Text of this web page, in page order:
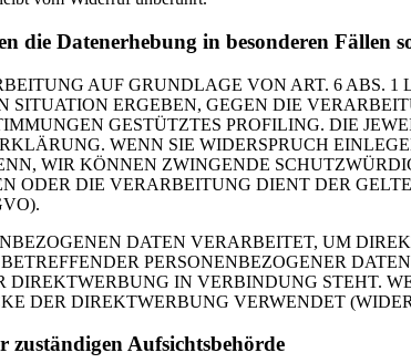
die Datenerhebung in besonderen Fällen
AUF GRUNDLAGE VON ART. 6 ABS. 1
SITUATION ERGEBEN, GEGEN DIE
GESTÜTZTES PROFILING. DIE
WENN SIE WIDERSPRUCH
WIR KÖNNEN ZWINGENDE
ODER DIE VERARBEITUNG DIENT DER
DATEN VERARBEITET, UM
PERSONENBEZOGENER
DIREKTWERBUNG IN VERBINDUNG STEHT.
DER DIREKTWERBUNG VERWENDET
zuständigen Aufsichts­behörde